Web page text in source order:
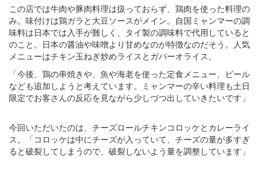
この店では牛肉や豚肉料理は扱っておらず、鶏肉を使った料理の
み。味付けは鶏ガラと大豆ソースがメイン。自国ミャンマーの調
味料は日本では入手が難しく、タイ製の調味料で代用していると
のこと。日本の醤油や味噌より甘めなのが特徴なのだそう。人気
メニューはチキン玉ねぎ炒めライスとガパーオライス。
「今後、鶏の串焼きや、魚や海老を使った定食メニュー、ビール
なども追加しようと考えています。ミャンマーの辛い料理も土日
限定でお客さんの反応を見ながら少しづつ出していきたいです」
今回いただいたのは、チーズロールチキンコロッケとカレーライ
ス。「コロッケは中にチーズが入っていて、チーズの量が多すぎ
ると破裂してしまうので、破裂しないよう量を調整しています」